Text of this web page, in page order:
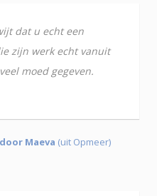
dat u echt een
zijn werk echt vanuit
moed gegeven.
door Maeva (uit Opmeer)